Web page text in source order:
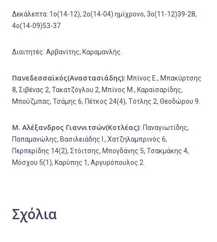
Δεκάλεπτα: 1ο(14-12), 2ο(14-04) ημίχρονο, 3ο(11-12)39-28,
4ο(14-09)53-37
Διαιτητές: Αρβανίτης, Καραμανλής.
Πανεδεσσαϊκός(Αναστασιάδης): Μπίνος Ε., Μπακύρτσης
8, Σιβένας 2, Τακατζόγλου 2, Μπίνος Μ., Καραϊσαρίδης,
Μπούζμπας, Τσάμης 6, Πέτκος 24(4), Τότλης 2, Θεοδώρου 9.
Μ. Αλέξανδρος Γιαννιτσών(Κοτλέας): Παναγιωτίδης,
Παπαμανώλης, Βασιλειάδης Ι., Χατζηλαμπρινός 6,
Περπερίδης 14(2), Στόιτσης, Μπογδάνης 5, Τσακμάκης 4,
Μόσχου 5(1), Καρύπης 1, Αργυρόπουλος 2.
Σχόλια